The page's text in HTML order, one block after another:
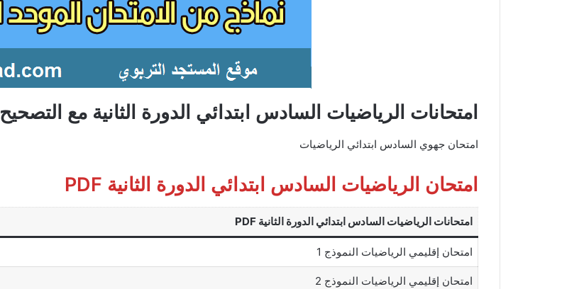
امتحانات الرياضيات السادس ابتدائي الدورة الثانية مع التصحيح PDF
امتحان جهوي السادس ابتدائي الرياضيات
امتحان الرياضيات السادس ابتدائي الدورة الثانية PDF
امتحانات الرياضيات السادس ابتدائي الدورة الثانية PDF
امتحان إقليمي الرياضيات النموذج 1
امتحان إقليمي الرياضيات النموذج 2